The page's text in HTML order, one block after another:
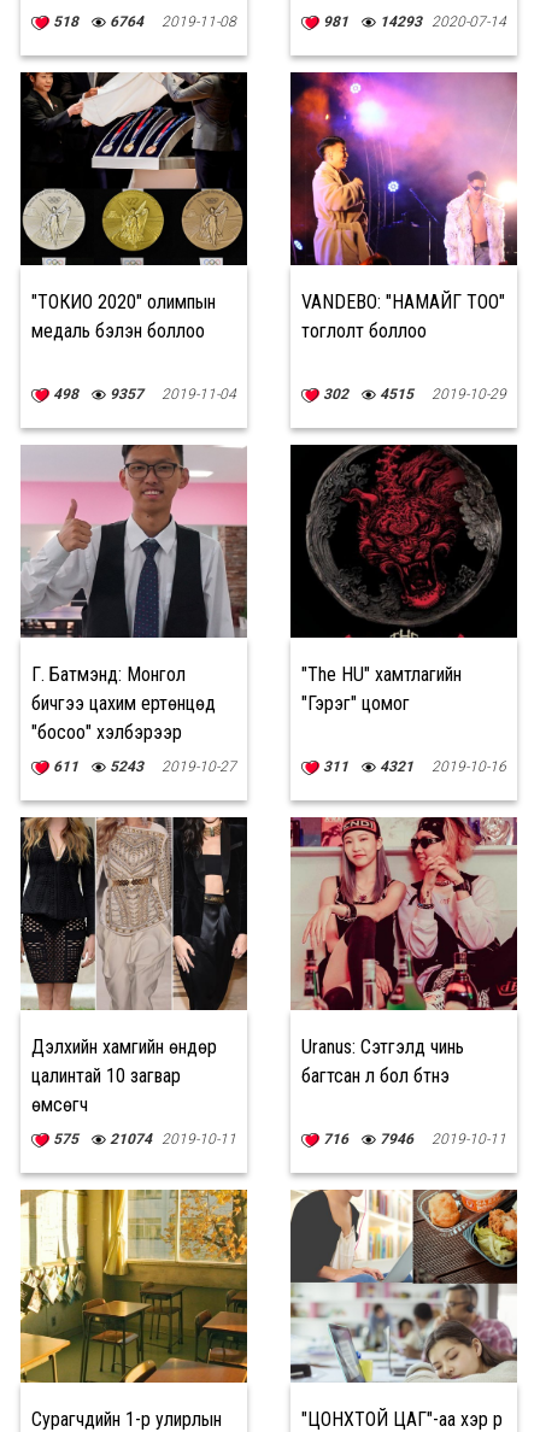
болно
518 6764 2019-11-08 981 14293 2020-07-14
"ТОКИО 2020" олимпын
медаль бэлэн боллоо
498 9357 2019-11-04
VANDEBO: "НАМАЙГ ТОО"
тоглолт боллоо
302 4515 2019-10-29
Г. Батмэнд: Монгол
бичгээ цахим ертөнцөд
"босоо" хэлбэрээр
хадгалахыг хүсэж байна
611 5243 2019-10-27
"The HU" хамтлагийн
"Гэрэг" цомог
311 4321 2019-10-16
Дэлхийн хамгийн өндөр
цалинтай 10 загвар
өмсөгч
575 21074 2019-10-11
Uranus: Сэтгэлд чинь
багтсан л бол бүтнэ
716 7946 2019-10-11
Сурагчдийн 1-р улирлын
"ЦОНХТОЙ ЦАГ"-аа хэр үр